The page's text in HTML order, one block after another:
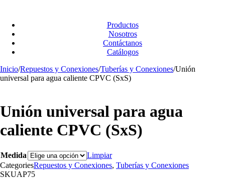
Productos
Nosotros
Contáctanos
Catálogos
Inicio/Repuestos y Conexiones/Tuberías y Conexiones/Unión
universal para agua caliente CPVC (SxS)
Unión universal para agua
caliente CPVC (SxS)
Medida
Limpiar
CategoriesRepuestos y Conexiones, Tuberías y Conexiones
SKUAP75